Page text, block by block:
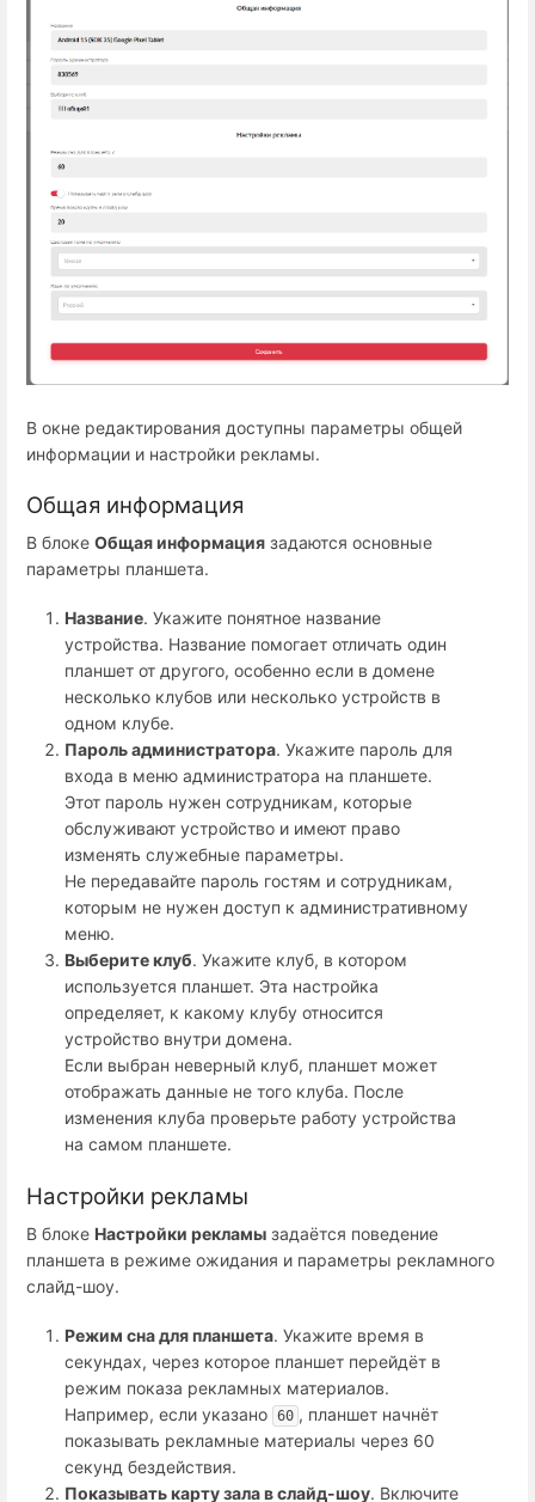
В окне редактирования доступны параметры общей
информации и настройки рекламы.
Общая информация
В блоке Общая информация задаются основные
параметры планшета.
Название. Укажите понятное название
устройства. Название помогает отличать один
планшет от другого, особенно если в домене
несколько клубов или несколько устройств в
одном клубе.
Пароль администратора. Укажите пароль для
входа в меню администратора на планшете.
Этот пароль нужен сотрудникам, которые
обслуживают устройство и имеют право
изменять служебные параметры.
Не передавайте пароль гостям и сотрудникам,
которым не нужен доступ к административному
меню.
Выберите клуб. Укажите клуб, в котором
используется планшет. Эта настройка
определяет, к какому клубу относится
устройство внутри домена.
Если выбран неверный клуб, планшет может
отображать данные не того клуба. После
изменения клуба проверьте работу устройства
на самом планшете.
Настройки рекламы
В блоке Настройки рекламы задаётся поведение
планшета в режиме ожидания и параметры рекламного
слайд-шоу.
Режим сна для планшета. Укажите время в
секундах, через которое планшет перейдёт в
режим показа рекламных материалов.
Например, если указано 60 , планшет начнёт
показывать рекламные материалы через 60
секунд бездействия.
Показывать карту зала в слайд-шоу. Включите